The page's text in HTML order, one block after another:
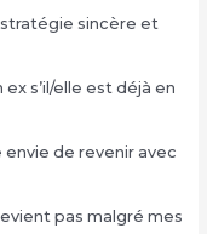
sincère et
s’il/elle est déjà en
de revenir avec
pas malgré mes